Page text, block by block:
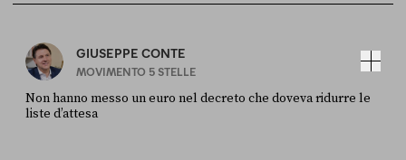
GIUSEPPE CONTE
MOVIMENTO 5 STELLE
Non hanno messo un euro nel decreto che doveva ridurre le
liste d’attesa